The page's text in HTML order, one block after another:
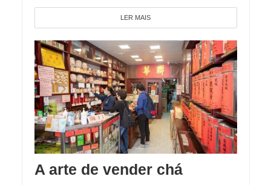
LER MAIS
A arte de vender chá